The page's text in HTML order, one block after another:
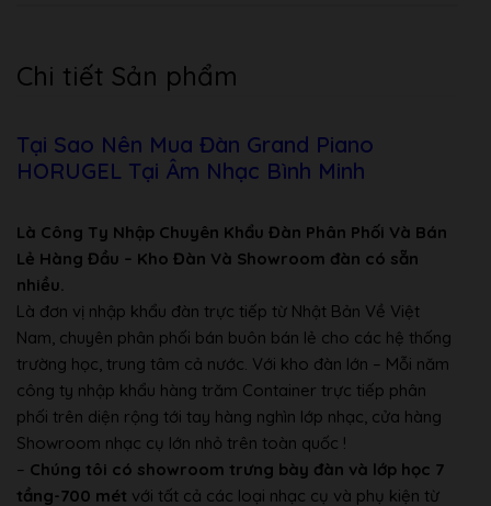
Chi tiết Sản phẩm
Tại Sao Nên Mua Đàn Grand Piano
HORUGEL Tại Âm Nhạc Bình Minh
Là Công Ty Nhập Chuyên Khẩu Đàn Phân Phối Và Bán
Lẻ Hàng Đầu – Kho Đàn Và Showroom đàn có sẵn
nhiều.
Là đơn vị nhập khẩu đàn trực tiếp từ Nhật Bản Về Việt
Nam, chuyên phân phối bán buôn bán lẻ cho các hệ thống
trường học, trung tâm cả nước. Với kho đàn lớn – Mỗi năm
công ty nhập khẩu hàng trăm Container trực tiếp phân
phối trên diện rộng tới tay hàng nghìn lớp nhạc, cửa hàng
Showroom nhạc cụ lớn nhỏ trên toàn quốc !
– Chúng tôi có showroom trưng bày đàn và lớp học 7
tầng-700 mét với tất cả các loại nhạc cụ và phụ kiện từ